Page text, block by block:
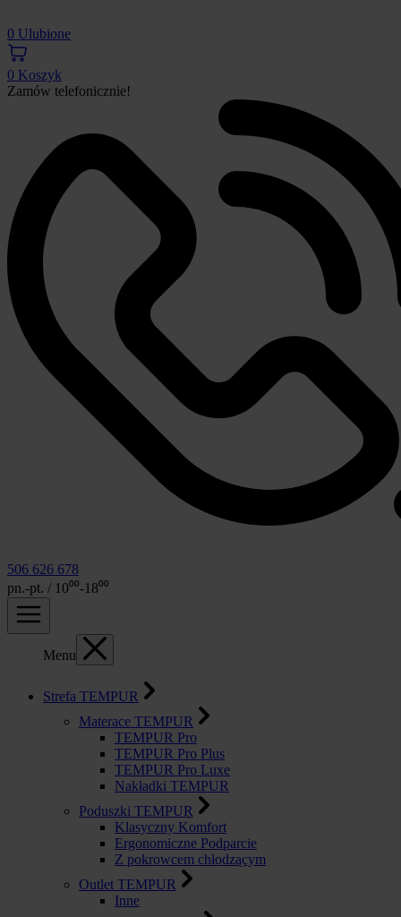
0 Ulubione
0 Koszyk
Zamów telefonicznie!
506 626 678
pn.-pt. / 10⁰⁰-18⁰⁰
Menu
Strefa TEMPUR
Materace TEMPUR
TEMPUR Pro
TEMPUR Pro Plus
TEMPUR Pro Luxe
Nakładki TEMPUR
Poduszki TEMPUR
Klasyczny Komfort
Ergonomiczne Podparcie
Z pokrowcem chłodzącym
Outlet TEMPUR
Inne